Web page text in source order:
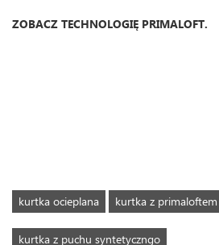
ZOBACZ TECHNOLOGIĘ PRIMALOFT.
kurtka ocieplana kurtka z primaloftem
kurtka z puchu syntetyczngo